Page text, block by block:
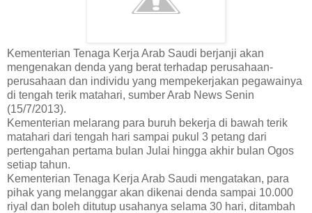
Kementerian Tenaga Kerja Arab Saudi berjanji akan
mengenakan denda yang berat terhadap perusahaan-
perusahaan dan individu yang mempekerjakan pegawainya
di tengah terik matahari, sumber Arab News Senin
(15/7/2013).
Kementerian melarang para buruh bekerja di bawah terik
matahari dari tengah hari sampai pukul 3 petang dari
pertengahan pertama bulan Julai hingga akhir bulan Ogos
setiap tahun.
Kementerian Tenaga Kerja Arab Saudi mengatakan, para
pihak yang melanggar akan dikenai denda sampai 10.000
riyal dan boleh ditutup usahanya selama 30 hari, ditambah